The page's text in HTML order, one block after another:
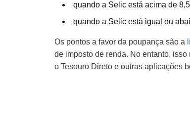
quando a Selic está acima de
quando a Selic está igual ou
Os pontos a favor da poupança são a
de imposto de renda. No entanto,
o Tesouro Direto e outras aplicações